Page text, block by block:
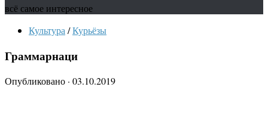
всё самое интересное
Культура /Курьёзы
Граммарнаци
Опубликовано · 03.10.2019